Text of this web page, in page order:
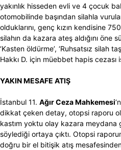
yakınlık hisseden evli ve 4 çocuk
otomobilinde başından silahla
olduklarını, genç kızın kendisine
silahın da kazara ateş aldığını öne
‘Kasten öldürme’, ‘Ruhsatsız silah
Hakkı D. için müebbet hapis cezası
YAKIN MESAFE ATIŞ
İstanbul 11. Ağır Ceza Mahkemesi
dikkat çeken detay, otopsi raporu
kastım yoktu olay kazara meydana
söylediği ortaya çıktı. Otopsi
doğru bir el bitişik atış